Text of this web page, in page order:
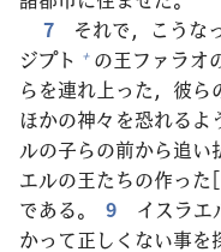
7
それで，こうな
ジプト + の王ファラオ
らを連れ 上った， 彼ら
ほかの神々 を恐れるよ
ルの子らの前から追い
エルの王たちの作った[
である。
9 イスラエ
かって正しくない事を